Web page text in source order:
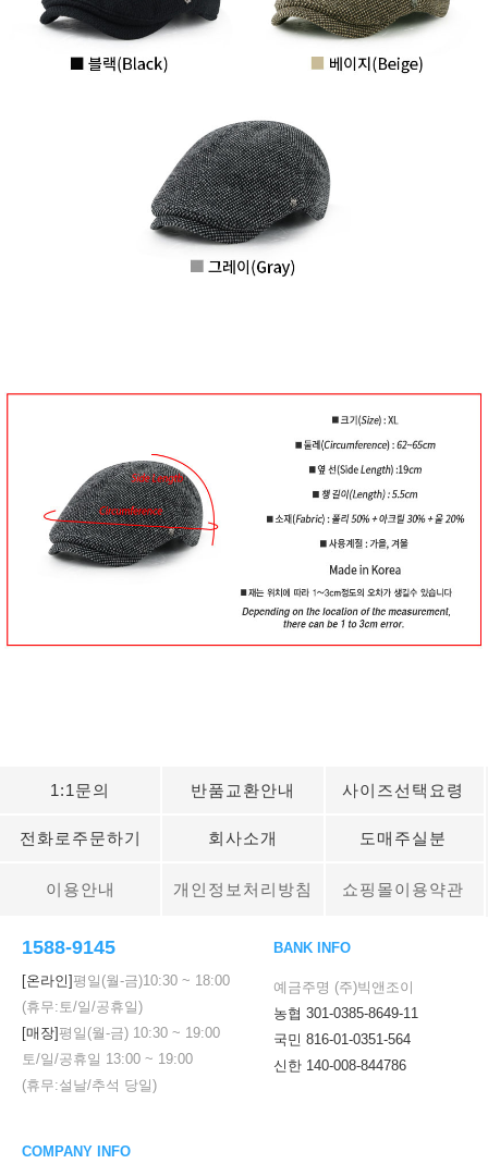
1:1문의 반품교환안내 사이즈선택요령
전화로주문하기 회사소개 도매주실분
이용안내 개인정보처리방침 쇼핑몰이용약관
1588-9145
[온라인] 평일(월-금)10:30 ~ 18:00
(휴무:토/일/공휴일)
[매장] 평일(월-금) 10:30 ~ 19:00
토/일/공휴일 13:00 ~ 19:00
(휴무:설날/추석 당일)
BANK INFO
예금주명 (주)빅앤조이
농협 301-0385-8649-11
국민 816-01-0351-564
신한 140-008-844786
COMPANY INFO